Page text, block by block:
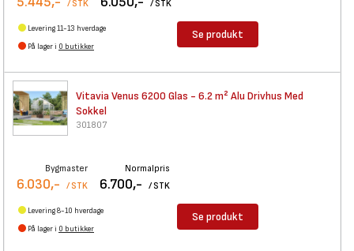
/ STK / STK
Levering 11-13 hverdage
På lager i 0 butikker
Se produkt
Vitavia Venus 6200 Glas - 6.2m² Alu Drivhus Med
Sokkel
301807
Bygmaster
6.030,- / STK
Normalpris
6.700,- / STK
Levering 8-10 hverdage
På lager i 0 butikker
Se produkt